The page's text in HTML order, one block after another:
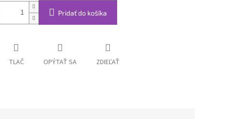
Pridať do košíka
TLAČ OPÝTAŤ SA ZDIEĽAŤ